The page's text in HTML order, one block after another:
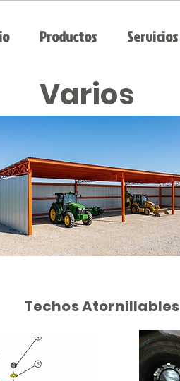
Productos Servicios
Varios
Techos Atornillables